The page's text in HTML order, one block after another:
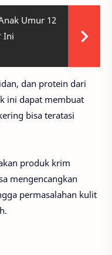
Umur 12
Ini
dan protein dari
ini dapat membuat
bisa teratasi
produk krim
mengencangkan
permasalahan kulit